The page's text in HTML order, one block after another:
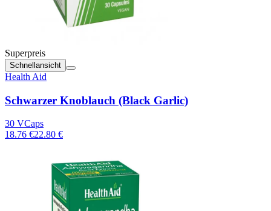
Superpreis
Schnellansicht
Health Aid
Schwarzer Knoblauch (Black Garlic)
30 VCaps
18.76 €22.80 €